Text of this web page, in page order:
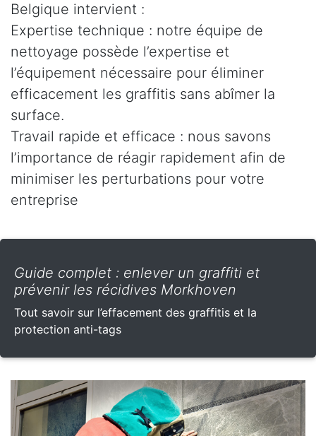
Belgique intervient :
Expertise technique : notre équipe de
nettoyage possède l’expertise et
l’équipement nécessaire pour éliminer
efficacement les graffitis sans abîmer la
surface.
Travail rapide et efficace : nous savons
l’importance de réagir rapidement afin de
minimiser les perturbations pour votre
entreprise
Guide complet : enlever un graffiti et
prévenir les récidives Morkhoven
Tout savoir sur l’effacement des graffitis et la
protection anti-tags